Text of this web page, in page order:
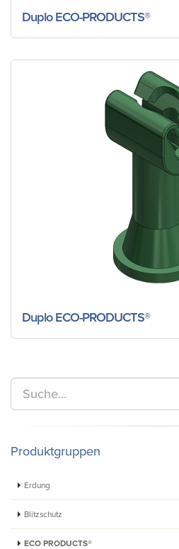
Duplo ECO-PRODUCTS®
Duplo ECO-PRODUCTS®
Produktgruppen
Erdung
Blitzschutz
ECO PRODUCTS®